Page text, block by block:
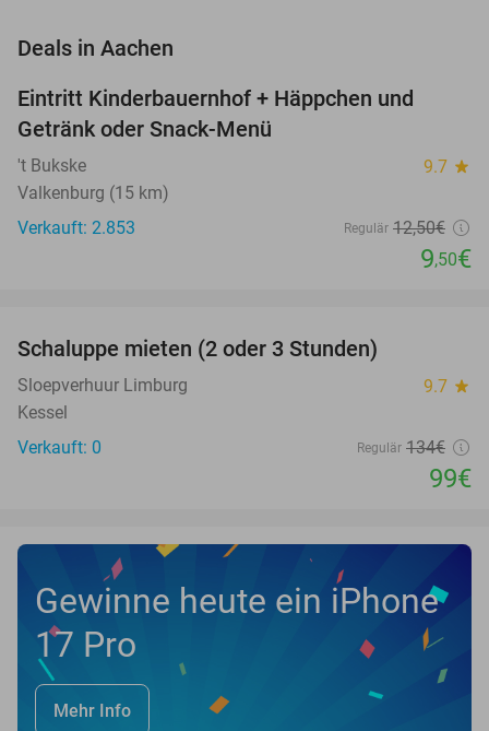
Deals in Aachen
Eintritt Kinderbauernhof + Häppchen und
Getränk oder Snack-Menü
't Bukske 9.7 star
Valkenburg (15 km)
Verkauft: 2.853
Regulär 12,50€
9,50€
TODAY
Schaluppe mieten (2 oder 3 Stunden)
Sloepverhuur Limburg 9.7 star
Kessel
Verkauft: 0
Regulär 134€
99€
Gewinne heute ein iPhone
17 Pro
Mehr Info